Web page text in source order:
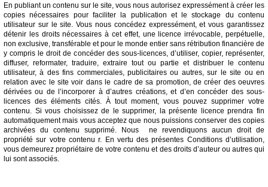
En publiant un contenu sur le site, vous nous autorisez expressément à créer les
copies nécessaires pour faciliter la publication et le stockage du contenu
utilisateur sur le site. Vous nous concédez expressément, et vous garantissez
détenir les droits nécessaires à cet effet, une licence irrévocable, perpétuelle,
non exclusive, transférable et pour le monde entier sans rétribution financière de
y compris le droit de concéder des sous-licences, d’utiliser, copier, représenter,
diffuser, reformater, traduire, extraire tout ou partie et distribuer le contenu
utilisateur, à des fins commerciales, publicitaires ou autres, sur le site ou en
relation avec le site voir dans le cadre de sa promotion, de créer des oeuvres
dérivées ou de l’incorporer à d’autres créations, et d’en concéder des sous-
licences des éléments cités. À tout moment, vous pouvez supprimer votre
contenu. Si vous choisissez de le supprimer, la présente licence prendra fin
automatiquement mais vous acceptez que nous puissions conserver des copies
archivées du contenu supprimé. Nous ne revendiquons aucun droit de
propriété sur votre contenu r. En vertu des présentes Conditions d’utilisation,
vous demeurez propriétaire de votre contenu et des droits d’auteur ou autres qui
lui sont associés.